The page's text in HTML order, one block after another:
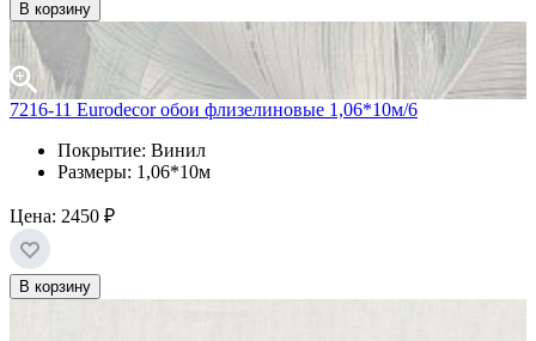
В корзину
7216-11 Eurodecor обои флизелиновые 1,06*10м/6
Покрытие: Винил
Размеры: 1,06*10м
Цена: 2450 ₽
В корзину